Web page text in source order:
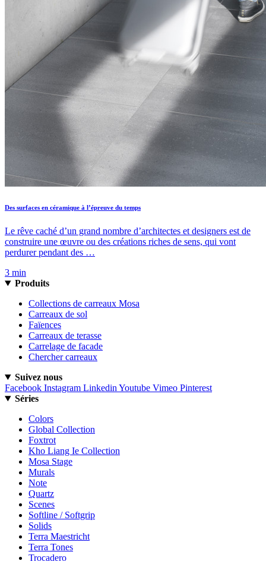
Des surfaces en céramique à l’épreuve du temps
Le rêve caché d’un grand nombre d’architectes et designers est de
construire une œuvre ou des créations riches de sens, qui vont
perdurer pendant des …
3 min
Produits
Collections de carreaux Mosa
Carreaux de sol
Faïences
Carreaux de terasse
Carrelage de facade
Chercher carreaux
Suivez nous
Facebook Instagram Linkedin Youtube Vimeo Pinterest
Séries
Colors
Global Collection
Foxtrot
Kho Liang Ie Collection
Mosa Stage
Murals
Note
Quartz
Scenes
Softline / Softgrip
Solids
Terra Maestricht
Terra Tones
Trocadero